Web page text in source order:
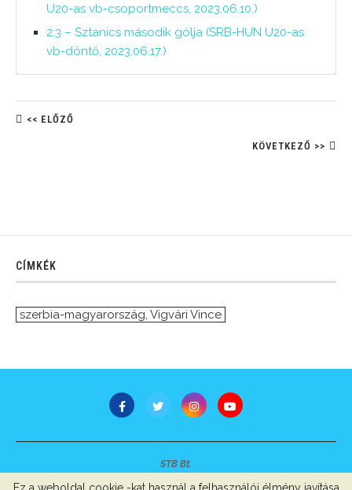
U20-as vb-csoportmeccs, 2023.06.10.)
2:3 – Sztanics második gólja (SRB-HUN U20-as
vb-döntő, 2023.06.17.)
<< ELŐZŐ
KÖVETKEZŐ >>
CÍMKÉK
szerbia-magyarország Vigvári Vince
STB Bt.
Minden jog fenntartva © 2007-2022